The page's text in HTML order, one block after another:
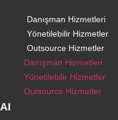
Danışman Hizmetleri
Yönetilebilir Hizmetler
Outsource Hizmetler
Danışman Hizmetleri
Yönetilebilir Hizmetler
Outsource Hizmetler
AI